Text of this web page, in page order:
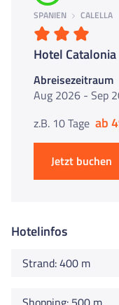
SPANIEN CALELLA
Hotel Catalonia
Abreisezeitraum
Aug 2026 - Sep
z.B. 10 Tage ab
Jetzt buchen
Hotelinfos
Strand: 400 m